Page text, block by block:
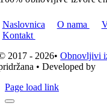
Naslovnica O nama
Kontakt
2017 - 2026•Obnovljivi
• Developed by
Page load link